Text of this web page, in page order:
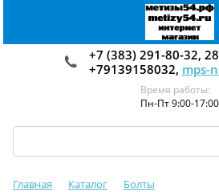
+7 (383) 291-80-32,
+79139158032, mps-
Время работы:
Пн-Пт 9:00-17:00
Главная Каталог
Болты